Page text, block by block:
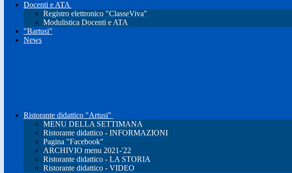
Docenti e ATA
Registro elettronico "ClasseViva"
Modulistica Docenti e ATA
"Bartusi"
News
Ristorante didattico "Artusi"
MENU DELLA SETTIMANA
Ristorante didattico - INFORMAZIONI
Pagina "Facebook"
ARCHIVIO menu 2021-'22
Ristorante didattico - LA STORIA
Ristorante didattico - VIDEO